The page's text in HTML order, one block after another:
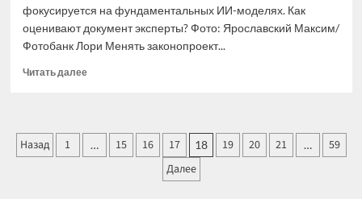
фокусируется на фундаментальных ИИ-моделях. Как
оценивают документ эксперты? Фото: Ярославский Максим/
Фотобанк Лори Менять законопроект...
Читать далееПрочитать
опасения
бизнеса
Пагинация
Назад 1 … 15 16 17 18 19 20 21 …
59
Далее